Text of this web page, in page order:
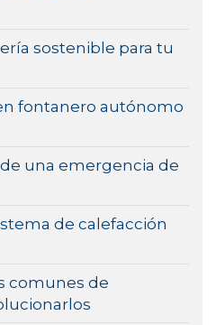
sostenible para tu
fontanero autónomo
una emergencia de
de calefacción
comunes de